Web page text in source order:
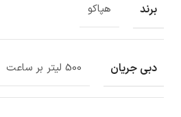
برند هپاکو
دبی جریان 500 لیتر بر ساعت